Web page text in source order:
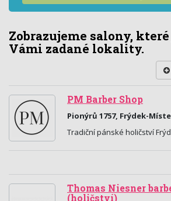
Zobrazujeme salony,
Vámi zadané lokality.
PM Barber Shop
Pionýrů 1757, Frýdek-
Tradiční pánské holičství
Thomas Niesner
(holičství)